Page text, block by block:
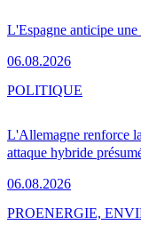
L'Espagne anticipe
06.08.2026
L'Allemagne renforce
attaque hybride
06.08.2026
POLITIQUE
PROENERGIE,